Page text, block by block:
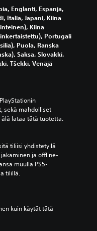
Englanti, Espanja,
Italia, Japani, Kiina
Kiina
Portugali
Puola, Ranska
Saksa, Slovakki,
Tšekki, Venäjä
sekä mahdolliset
älä lataa tätä tuotetta.
tiliisi yhdistetyllä
ja offline-
muulla PS5-
tilillä.